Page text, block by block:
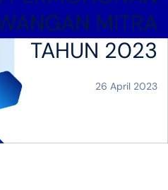
MITRA
TAHUN 2023
26 April 2023